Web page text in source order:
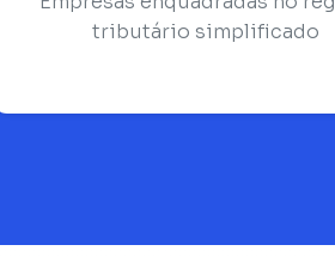
tributário simplificado